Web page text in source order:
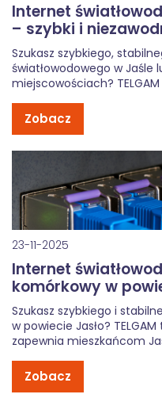
Internet
– szybki i
Szukasz szybkiego,
światłowodowego w Jaśle
miejscowościach?
regionu. Dzięki własnej
Zobacz
23-11-2025
Internet
komórkowy w
stabilniej, lokalnie
Szukasz szybkiego i
w powiecie Jasło?
zapewnia mieszkańcom
pakiety komórkowe.
Zobacz